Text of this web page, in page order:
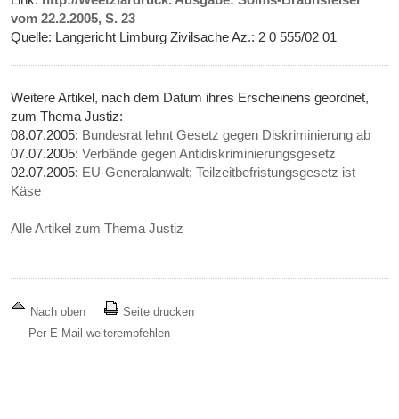
vom 22.2.2005, S. 23
Quelle: Langericht Limburg Zivilsache Az.: 2 0 555/02 01
Weitere Artikel, nach dem Datum ihres Erscheinens geordnet,
zum Thema Justiz:
08.07.2005: Bundesrat lehnt Gesetz gegen Diskriminierung ab
07.07.2005:Verbände gegen Antidiskriminierungsgesetz
02.07.2005: EU-Generalanwalt: Teilzeitbefristungsgesetz ist
Käse
Alle Artikel zum Thema Justiz
Nach oben
Seite drucken
Per E-Mail weiterempfehlen